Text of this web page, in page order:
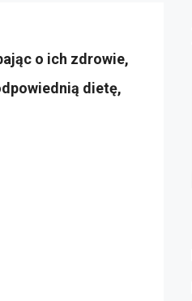
o ich zdrowie,
dietę,